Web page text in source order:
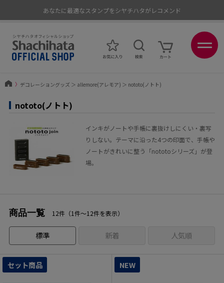
ポイントが貯まる、使える、会員限定ポイントプログラム
〉 デコレーショングッズ＞ allemore(アレモア) ＞ nototo(ノトト)
nototo(ノトト)
インキがノートや手帳に裏抜けしにくい・裏写
りしない。テーマに沿った4つの印面で、手帳や
ノートがきれいに整う「nototoシリーズ」が登
場。
商品一覧 12件（1件〜12件を表示）
標準 新着 人気順
セット商品 NEW